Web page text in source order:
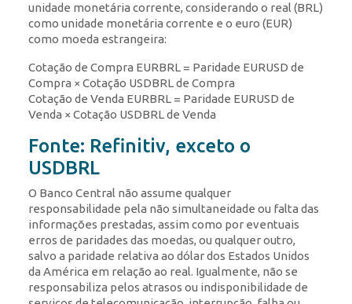
unidade monetária corrente, considerando o real (BRL)
como unidade monetária corrente e o euro (EUR)
como moeda estrangeira:
Cotação de Compra EURBRL = Paridade EURUSD de
Compra × Cotação USDBRL de Compra
Cotação de Venda EURBRL = Paridade EURUSD de
Venda × Cotação USDBRL de Venda
Fonte: Refinitiv, exceto o
USDBRL
O Banco Central não assume qualquer
responsabilidade pela não simultaneidade ou falta das
informações prestadas, assim como por eventuais
erros de paridades das moedas, ou qualquer outro,
salvo a paridade relativa ao dólar dos Estados Unidos
da América em relação ao real. Igualmente, não se
responsabiliza pelos atrasos ou indisponibilidade de